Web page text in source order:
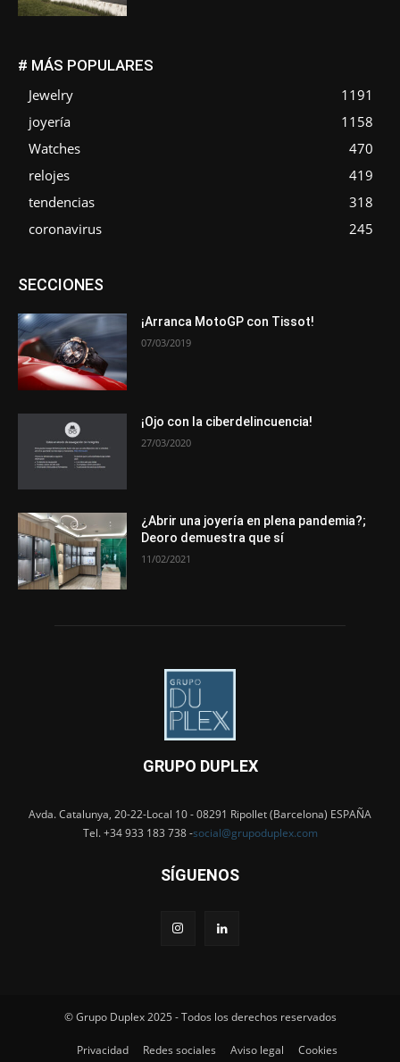
# MÁS POPULARES
Jewelry
1191
joyería
1158
Watches
470
relojes
419
tendencias
318
coronavirus
245
SECCIONESAsociaciones
Novedades
Opiniones Premios Secciones
¡Arranca MotoGP con Tissot!
07/03/2019
¡Ojo con la ciberdelincuencia!
27/03/2020
¿Abrir una joyería en plena pandemia?;
Deoro demuestra que sí
11/02/2021
GRUPO DUPLEX
Avda. Catalunya, 20-22-Local 10 - 08291 Ripollet (Barcelona) ESPAÑA
Tel. +34 933 183 738 -social@grupoduplex.com
SÍGUENOS
© Grupo Duplex 2025 - Todos los derechos reservados
Privacidad Redes sociales Aviso legal Cookies